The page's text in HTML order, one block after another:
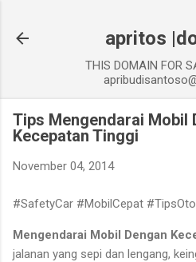
apritos
THIS DOMAIN FOR
Tips Mengendarai Mobil
Kecepatan Tinggi
November 04, 2014
#SafetyCar #MobilCepat
Mengendarai Mobil Dengan
jalanan yang sepi dan lengang,